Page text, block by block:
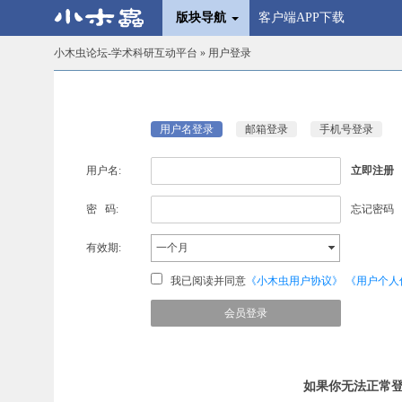
版块导航 客户端APP下载
小木虫论坛-学术科研互动平台 » 用户登录
用户名登录 邮箱登录 手机号登录
用户名: 立即注册
密 码: 忘记密码
有效期: 一个月
我已阅读并同意《小木虫用户协议》 《用户个
如果你无法正常